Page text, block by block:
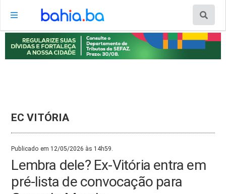
EC VITÓRIA
Publicado em 12/05/2026 às 14h59.
Lembra dele? Ex-Vitória entra em
pré-lista de convocação para